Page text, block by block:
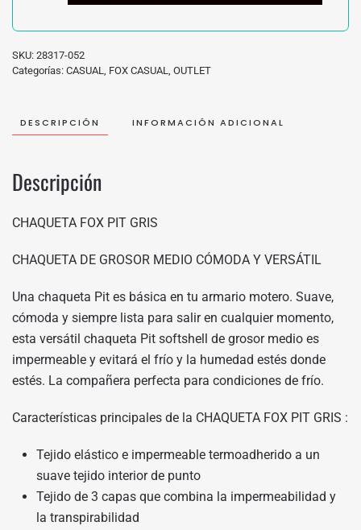
SKU: 28317-052
Categorías: CASUAL, FOX CASUAL, OUTLET
DESCRIPCIÓN INFORMACIÓN ADICIONAL
Descripción
CHAQUETA FOX PIT GRIS
CHAQUETA DE GROSOR MEDIO CÓMODA Y VERSÁTIL
Una chaqueta Pit es básica en tu armario motero. Suave,
cómoda y siempre lista para salir en cualquier momento,
esta versátil chaqueta Pit softshell de grosor medio es
impermeable y evitará el frío y la humedad estés donde
estés. La compañera perfecta para condiciones de frío.
Características principales de la CHAQUETA FOX PIT GRIS :
Tejido elástico e impermeable termoadherido a un
suave tejido interior de punto
Tejido de 3 capas que combina la impermeabilidad y
la transpirabilidad